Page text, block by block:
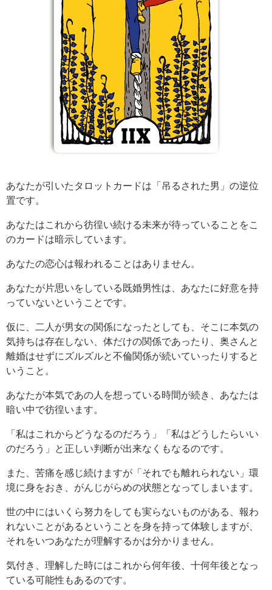
あなたが引いたタロットカードは「吊るされた男」の逆位
置です。
あなたはこれから彷徨い続ける未来が待っていることをこ
のカードは暗示しています。
あなたの恋心は報われることはありません。
あなたが片思いをしている既婚男性は、あなたに好意を持
っていないということです。
仮に、二人が男女の関係になったとしても、そこに本気の
気持ちは存在しない、体だけの関係であったり、奥さんと
離婚はせずにズルズルと不倫関係が続いていったりすると
いうこと。
あなたが本気であの人を想っている時間が続き、あなたは
暗い中で彷徨います。
「私はこれからどうなるのだろう」「私はどうしたらいい
のだろう」と正しい判断が出来なくもなるのです。
また、苦痛を感じ続けますが「それでも離れられない」環
境に身をおき、がんじがらめの状態となってしまいます。
世の中にはいくら努力をしても実らないものがある、報わ
れないことがあるということを身を持って体験しますが、
それをいつあなたが理解するかは分かりません。
気付き、理解した時にはこれから何年後、十何年後となっ
ている可能性もあるのです。